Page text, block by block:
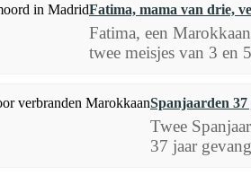
Fatima, mama van drie,
Fatima, een
twee meisjes van 3 en
Spanjaarden
Twee
37 jaar